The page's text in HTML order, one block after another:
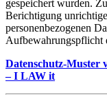
gespeichert wurden.
Berichtigung
personenbezogenen
Aufbewahrungspflicht
Datenschutz-Muster
– I LAW it